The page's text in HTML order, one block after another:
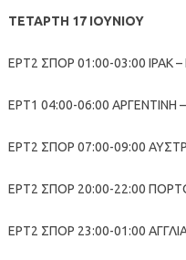
ΤΕΤΑΡΤΗ 17 ΙΟΥΝΙΟΥ
ΕΡΤ2 ΣΠΟΡ 01:00-03:00 ΙΡΑΚ
ΕΡΤ1 04:00-06:00 ΑΡΓΕΝΤΙΝΗ
ΕΡΤ2 ΣΠΟΡ 07:00-09:00
ΕΡΤ2 ΣΠΟΡ 20:00-22:00
ΕΡΤ2 ΣΠΟΡ 23:00-01:00